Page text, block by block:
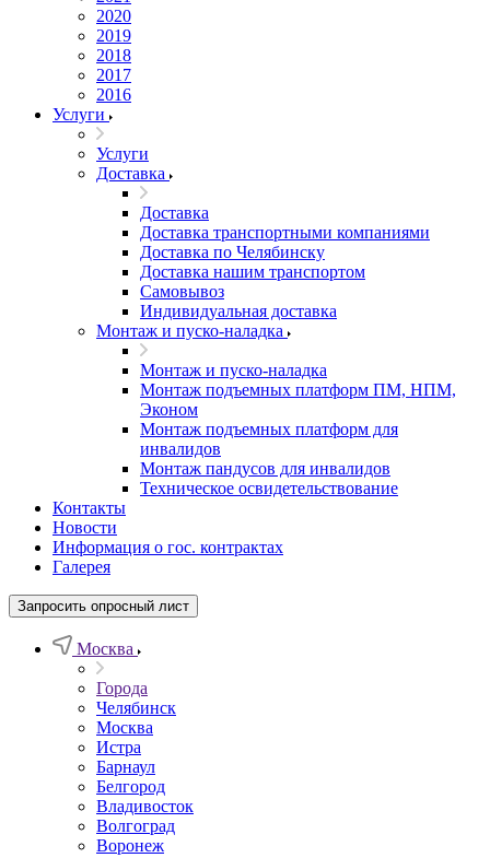
2020
2019
2018
2017
2016
Услуги
Услуги
Доставка
Доставка
Доставка транспортными компаниями
Доставка по Челябинску
Доставка нашим транспортом
Самовывоз
Индивидуальная доставка
Монтаж и пуско-наладка
Монтаж и пуско-наладка
Монтаж подъемных платформ ПМ, НПМ,
Эконом
Монтаж подъемных платформ для
инвалидов
Монтаж пандусов для инвалидов
Техническое освидетельствование
Контакты
Новости
Информация о гос. контрактах
Галерея
Запросить опросный лист
Москва
Города
Челябинск
Москва
Истра
Барнаул
Белгород
Владивосток
Волгоград
Воронеж